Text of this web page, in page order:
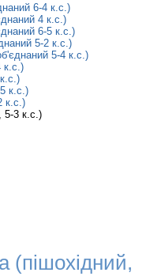
6-4 к.с.)
4 к.с.)
6-5 к.с.)
5-2 к.с.)
5-4 к.с.)
к.с.)
к.с.)
к.с.)
5-3 к.с.)
(пішохідний,